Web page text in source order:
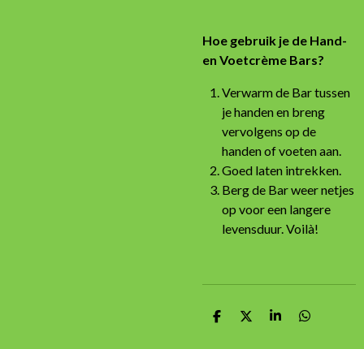
Hoe gebruik je de Hand-
en Voetcrème Bars?
Verwarm de Bar tussen
je handen en breng
vervolgens op de
handen of voeten aan.
Goed laten intrekken.
Berg de Bar weer netjes
op voor een langere
levensduur. Voilà!
D
D
S
D